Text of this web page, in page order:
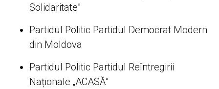
Solidaritate”
Partidul Politic Partidul Democrat Modern
din Moldova
Partidul Politic Partidul Reîntregirii
Naționale „ACASĂ”